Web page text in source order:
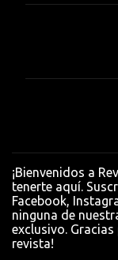
r
i
o
s
¡Bienvenidos a
tenerte aquí.
Facebook,
ninguna de
exclusivo.
revista!